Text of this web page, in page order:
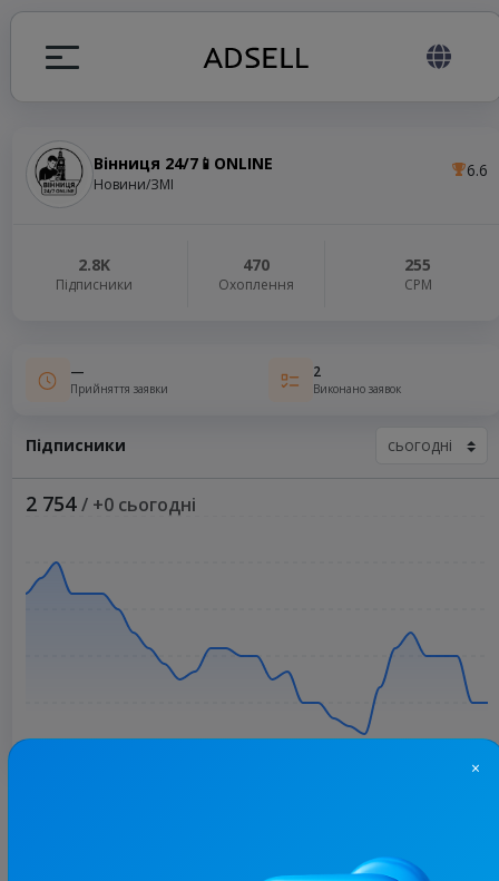
Вінниця 24/7📱ONLINE
Новини/ЗМІ
6.6
2.8K
Підписники
470
Охоплення
255
СРМ
—
Прийняття заявки
2
Виконано заявок
Підписники
2 754/ +0 сьогодні
×